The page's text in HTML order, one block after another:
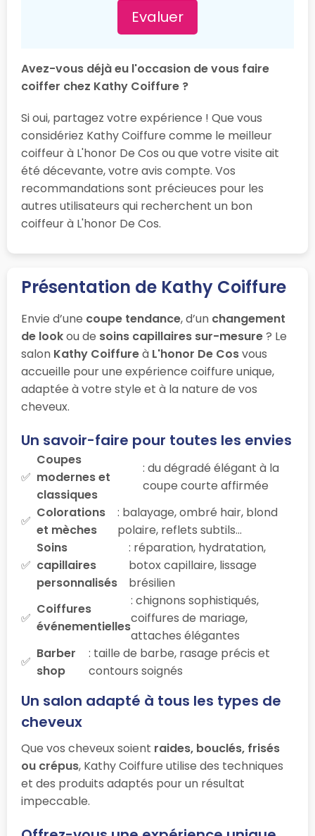
Evaluer
Avez-vous déjà eu l'occasion de vous faire
coiffer chez Kathy Coiffure ?
Si oui, partagez votre expérience ! Que vous
considériez Kathy Coiffure comme le meilleur
coiffeur à L'honor De Cos ou que votre visite ait
été décevante, votre avis compte. Vos
recommandations sont précieuces pour les
autres utilisateurs qui recherchent un bon
coiffeur à L'honor De Cos.
Présentation de Kathy Coiffure
Envie d’une coupe tendance, d’un changement
de lookou de soins capillaires sur-mesure? Le
salon Kathy Coiffureà L'honor De Cosvous
accueille pour une expérience coiffure unique,
adaptée à votre style et à la nature de vos
cheveux.
Un savoir-faire pour toutes les envies
Coupes
modernes et
classiques
: du dégradé élégant à la
coupe courte affirmée
Colorations
et mèches
: balayage, ombré hair, blond
polaire, reflets subtils…
Soins
capillaires
personnalisés
: réparation, hydratation,
botox capillaire, lissage
brésilien
Coiffures
événementielles
: chignons sophistiqués,
coiffures de mariage,
attaches élégantes
Barber
shop
: taille de barbe, rasage précis et
contours soignés
Un salon adapté à tous les types de
cheveux
Que vos cheveux soient raides, bouclés, frisés
ou crépus, Kathy Coiffure utilise des techniques
et des produits adaptés pour un résultat
impeccable.